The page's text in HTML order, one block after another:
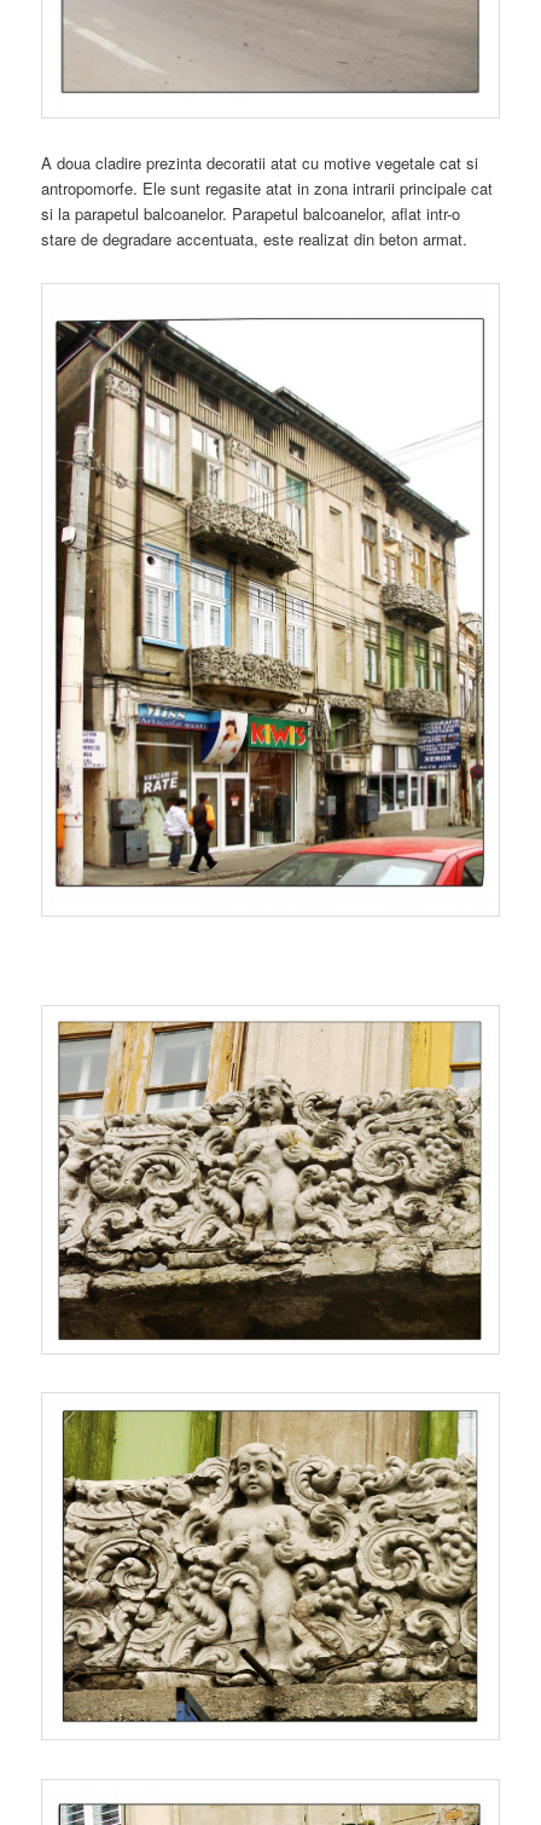
A doua cladire prezinta decoratii atat cu motive vegetale cat si
antropomorfe. Ele sunt regasite atat in zona intrarii principale cat
si la parapetul balcoanelor. Parapetul balcoanelor, aflat intr-o
stare de degradare accentuata, este realizat din beton armat.